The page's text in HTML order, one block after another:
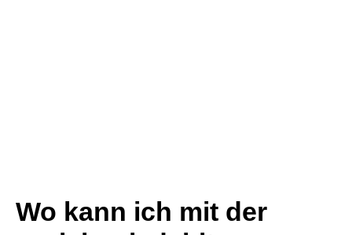
Wo kann ich mit der